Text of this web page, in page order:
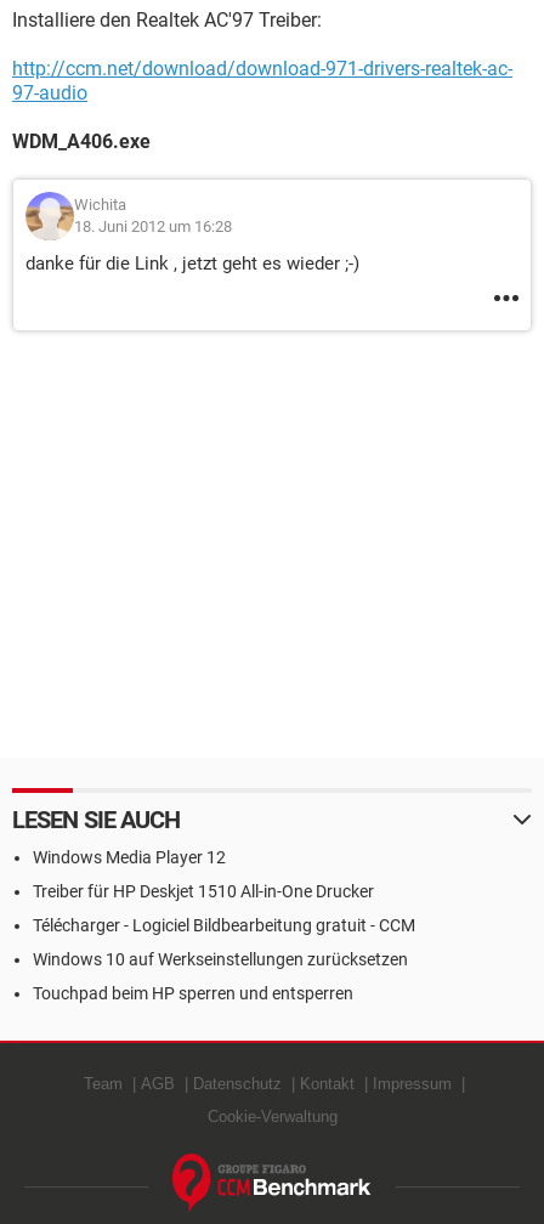
Installiere den Realtek AC'97 Treiber:
http://ccm.net/download/download-971-drivers-realtek-ac-
97-audio
WDM_A406.exe
Wichita
18. Juni 2012 um 16:28
danke für die Link , jetzt geht es wieder ;-)
LESEN SIE AUCH
Windows Media Player 12
Treiber für HP Deskjet 1510 All-in-One Drucker
Télécharger - Logiciel Bildbearbeitung gratuit - CCM
Windows 10 auf Werkseinstellungen zurücksetzen
Touchpad beim HP sperren und entsperren
Team AGB Datenschutz Kontakt
Impressum
Cookie-Verwaltung